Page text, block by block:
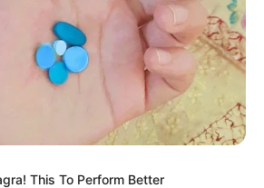
0 0
This To Perform Better